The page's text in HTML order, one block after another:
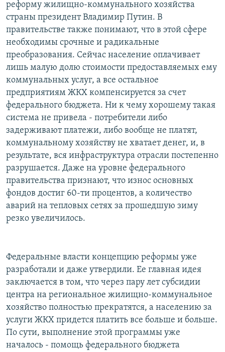
реформу жилищно-коммунального хозяйства
страны президент Владимир Путин. В
правительстве также понимают, что в этой сфере
необходимы срочные и радикальные
преобразования. Сейчас население оплачивает
лишь малую долю стоимости предоставляемых ему
коммунальных услуг, а все остальное
предприятиям ЖКХ компенсируется за счет
федерального бюджета. Ни к чему хорошему такая
система не привела - потребители либо
задерживают платежи, либо вообще не платят,
коммунальному хозяйству не хватает денег, и, в
результате, вся инфраструктура отрасли постепенно
разрушается. Даже на уровне федерального
правительства признают, что износ основных
фондов достиг 60-ти процентов, а количество
аварий на тепловых сетях за прошедшую зиму
резко увеличилось.
Федеральные власти концепцию реформы уже
разработали и даже утвердили. Ее главная идея
заключается в том, что через пару лет субсидии
центра на региональное жилищно-коммунальное
хозяйство полностью прекратятся, а населению за
услуги ЖКХ придется платить все больше и больше.
По сути, выполнение этой программы уже
началось - помощь федерального бюджета